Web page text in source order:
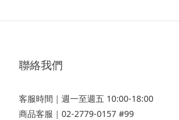
聯絡我們
客服時間｜週一至週五 10:00-18:00
商品客服｜02-2779-0157 #99